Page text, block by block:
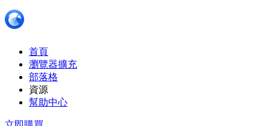
首頁
瀏覽器擴充
部落格
資源
幫助中心